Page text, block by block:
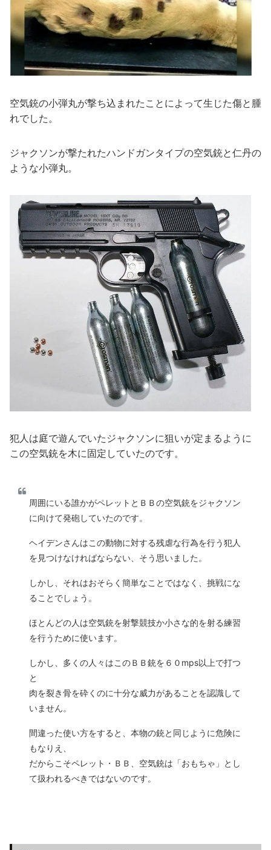
空気銃の小弾丸が撃ち込まれたことによって生じた傷と腫
れでした。
ジャクソンが撃たれたハンドガンタイプの空気銃と仁丹の
ような小弾丸。
犯人は庭で遊んでいたジャクソンに狙いが定まるように
この空気銃を木に固定していたのです。
周囲にいる誰かがペレットとＢＢの空気銃をジャクソン
に向けて発砲していたのです。
ヘイデンさんはこの動物に対する残虐な行為を行う犯人
を見つけなければならない、そう思いました。
しかし、それはおそらく簡単なことではなく、挑戦にな
ることでしょう。
ほとんどの人は空気銃を射撃競技か小さな的を射る練習
を行うために使います。
しかし、多くの人々はこのＢＢ銃を６０mps以上で打つ
と
肉を裂き骨を砕くのに十分な威力があることを認識して
いません。
間違った使い方をすると、本物の銃と同じように危険に
もなりえ、
だからこそペレット・ＢＢ、空気銃は「おもちゃ」とし
て扱われるべきではないのです。